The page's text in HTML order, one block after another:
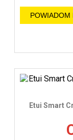
POWIADOM
Etui Smart